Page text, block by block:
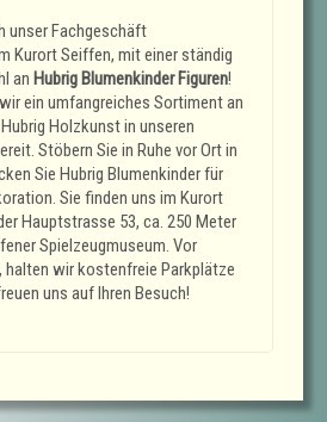
unser Fachgeschäft
Kurort Seiffen, mit einer ständig
an Hubrig Blumenkinder Figuren!
ein umfangreiches Sortiment an
Holzkunst in unseren
Stöbern Sie in Ruhe vor Ort in
Sie Hubrig Blumenkinder für
Sie finden uns im Kurort
Hauptstrasse 53, ca. 250 Meter
Spielzeugmuseum. Vor
halten wir kostenfreie Parkplätze
uns auf Ihren Besuch!